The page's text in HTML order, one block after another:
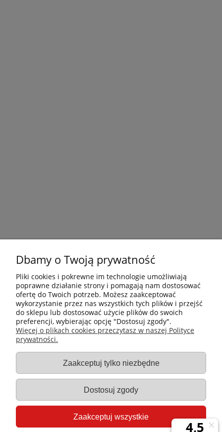
Płatności i dostawa
Gastro-Pol
Moje konto
Pomoc
Dbamy o Twoją prywatność
Pliki cookies i pokrewne im technologie umożliwiają
poprawne działanie strony i pomagają nam dostosować
ofertę do Twoich potrzeb. Możesz zaakceptować
wykorzystanie przez nas wszystkich tych plików i przejść
do sklepu lub dostosować użycie plików do swoich
preferencji, wybierając opcję "Dostosuj zgody".
Więcej o plikach cookies przeczytasz w naszej Polityce
prywatności.
Zaakceptuj tylko niezbędne
Dostosuj zgody
Zaakceptuj wszystkie